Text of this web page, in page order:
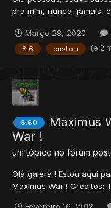
pra mim, nunca, jamais,
uma cidade bem bosta e
servidores desde 2008
Março 28, 2020
8.6 custom (e 2
8.60
Maximus
War !
um tópico no fórum
Olá galera ! Estou aqui
Maximus War ! Créditos:
Fevereiro 16, 2012